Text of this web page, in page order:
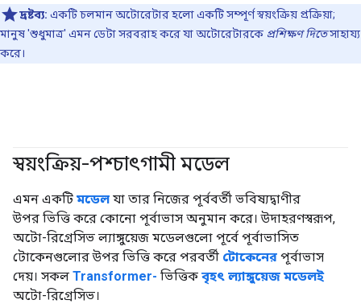
দ্রষ্টব্য: একটি চলমান অটোরেটার হলো একটি সম্পূর্ণ স্বয়ংক্রিয় প্রক্রিয়া;
মানুষ 'শুধুমাত্র' এমন ডেটা সরবরাহ করে যা অটোরেটারকে প্রশিক্ষণ দিতেসাহায্য
করে।
স্বয়ংক্রিয়-পশ্চাৎগামী মডেল
এমন একটি মডেল যা তার নিজের পূর্ববর্তী ভবিষ্যদ্বাণীর
উপর ভিত্তি করে কোনো পূর্বাভাস অনুমান করে। উদাহরণস্বরূপ,
অটো-রিগ্রেসিভ ল্যাঙ্গুয়েজ মডেলগুলো পূর্বে পূর্বাভাসিত
টোকেনগুলোর উপর ভিত্তি করে পরবর্তী টোকেনের পূর্বাভাস
দেয়। সকল Transformer- ভিত্তিক বৃহৎ ল্যাঙ্গুয়েজ মডেলই
অটো-রিগ্রেসিভ।